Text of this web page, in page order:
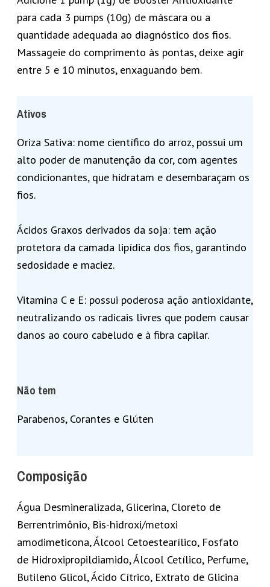
para cada 3 pumps (10g) de máscara ou a
quantidade adequada ao diagnóstico dos fios.
Massageie do comprimento às pontas, deixe agir
entre 5 e 10 minutos, enxaguando bem.
Ativos
Oriza Sativa: nome científico do arroz, possui um
alto poder de manutenção da cor, com agentes
condicionantes, que hidratam e desembaraçam os
fios.
Ácidos Graxos derivados da soja: tem ação
protetora da camada lipídica dos fios, garantindo
sedosidade e maciez.
Vitamina C e E: possui poderosa ação antioxidante,
neutralizando os radicais livres que podem causar
danos ao couro cabeludo e à fibra capilar.
Não tem
Parabenos, Corantes e Glúten
Composição
Água Desmineralizada, Glicerina, Cloreto de
Berrentrimônio, Bis-hidroxi/metoxi
amodimeticona, Álcool Cetoestearílico, Fosfato
de Hidroxipropildiamido, Álcool Cetílico, Perfume,
Butileno Glicol, Ácido Cítrico, Extrato de Glicina